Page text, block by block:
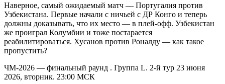
Наверное, самый ожидаемый матч — Португалия против
Узбекистана. Первые начали с ничьей с ДР Конго и теперь
должны доказывать, что их место — в плей-офф. Узбекистан
же проиграл Колумбии и тоже постарается
реабилитироваться. Хусанов против Роналду — как такое
пропустить?
ЧМ-2026 — финальный раунд . Группа L. 2-й тур 23 июня
2026, вторник. 23:00 МСК